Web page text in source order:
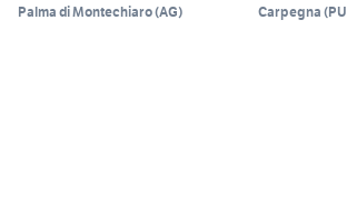
Palma di Montechiaro(AG) Carpegna (PU